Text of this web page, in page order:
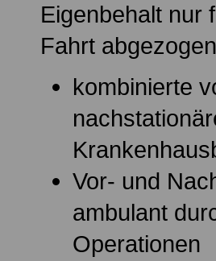
Eigenbehalt nur
Fahrt
kombinierte
Vor- und
ambulant
Operationen